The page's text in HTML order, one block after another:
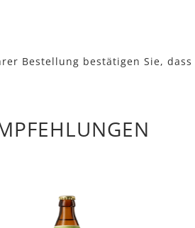
Bestellung bestätigen Sie,